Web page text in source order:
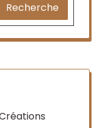
Recherche